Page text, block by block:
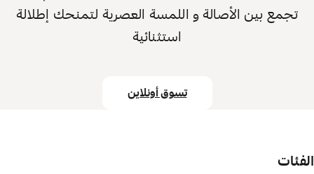
تجمع بين الأصالة و اللمسة العصرية لتمنحك إطلالة
استثنائية
تسوق أونلاين
الفئات